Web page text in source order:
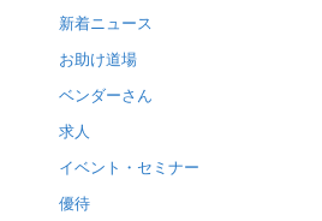
新着ニュース
お助け道場
ベンダーさん
求人
イベント・セミナー
優待